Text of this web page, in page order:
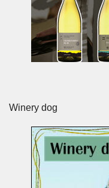
Winery dog